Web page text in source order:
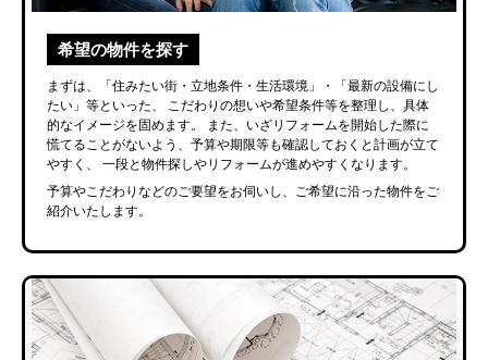
希望の物件を探す
まずは、「住みたい街・立地条件・生活環境」・「最新の設備にし
たい」等といった、
こだわりの想いや希望条件等を整理し、具体
的なイメージを固めます。 また、いざリフォームを開始した際に
慌てることがないよう、予算や期限等も確認しておくと計画が立て
やすく、 一段と物件探しやリフォームが進めやすくなります。
予算やこだわりなどのご要望をお伺いし、ご希望に沿った物件をご
紹介いたします。